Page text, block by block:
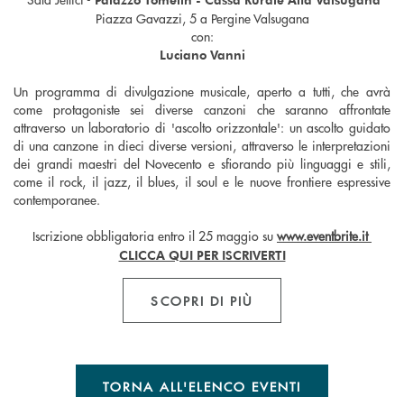
Piazza Gavazzi, 5 a Pergine Valsugana
con:
Luciano Vanni
Un programma di divulgazione musicale, aperto a tutti, che avrà
come protagoniste sei diverse canzoni che saranno affrontate
attraverso un laboratorio di 'ascolto orizzontale': un ascolto guidato
di una canzone in dieci diverse versioni, attraverso le interpretazioni
dei grandi maestri del Novecento e sfiorando più linguaggi e stili,
come il rock, il jazz, il blues, il soul e le nuove frontiere espressive
contemporanee.
Iscrizione obbligatoria entro il 25 maggio suwww.eventbrite.it
CLICCA QUI PER ISCRIVERTI
SCOPRI DI PIÙ
TORNA ALL'ELENCO EVENTI